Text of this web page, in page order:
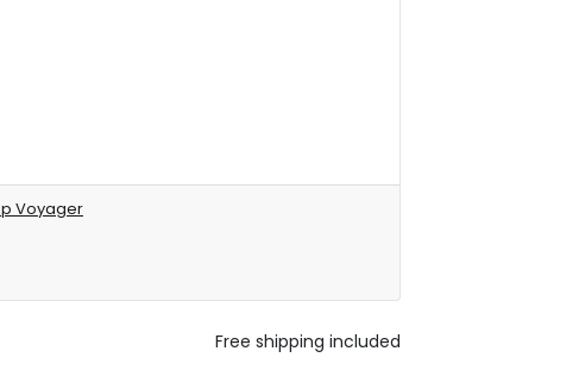
Voyager
Free shipping included